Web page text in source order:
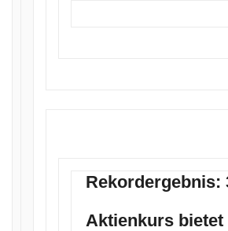
Rekordergebnis:
Aktienkurs bietet